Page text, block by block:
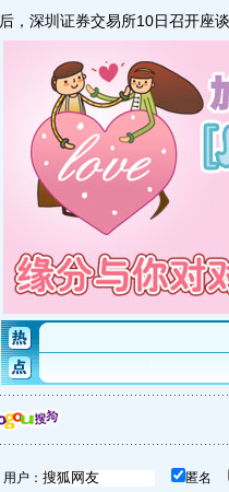
后，深圳证券交易所10日召开座
用户： 匿名